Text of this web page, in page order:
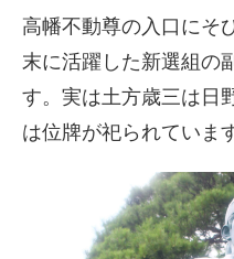
高幡不動尊の入口にそ
末に活躍した新選組の
す。実は土方歳三は日
は位牌が祀られていま